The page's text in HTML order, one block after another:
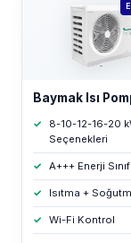
Baymak Isı
8-10-12-16-20
Seçenekleri
A+++ Enerji Sınıfı
Isıtma +
Wi-Fi Kontrol